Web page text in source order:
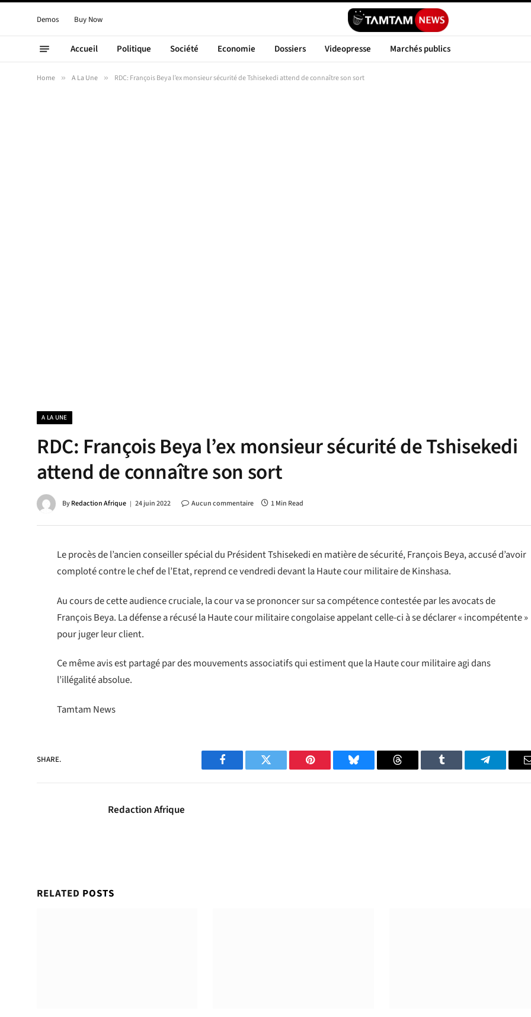
Demos Buy Now
Accueil Politique Société Economie Dossiers Videopresse Marchés publics
Home » A La Une » RDC: François Beya l’ex monsieur sécurité de Tshisekedi attend de connaître son sort
A LA UNE
RDC: François Beya l’ex monsieur sécurité de Tshisekedi
attend de connaître son sort
ByRedaction Afrique 24 juin 2022 Aucun commentaire 1 Min Read
Le procès de l’ancien conseiller spécial du Président Tshisekedi en matière de sécurité, François Beya, accusé d’avoir
comploté contre le chef de l’Etat, reprend ce vendredi devant la Haute cour militaire de Kinshasa.
Au cours de cette audience cruciale, la cour va se prononcer sur sa compétence contestée par les avocats de
François Beya. La défense a récusé la Haute cour militaire congolaise appelant celle-ci à se déclarer « incompétente »
pour juger leur client.
Ce même avis est partagé par des mouvements associatifs qui estiment que la Haute cour militaire agi dans
l’illégalité absolue.
Tamtam News
SHARE.
Facebook Twitter Pinterest Bluesky Threads Tumblr Telegram
Redaction Afrique
RELATED POSTS